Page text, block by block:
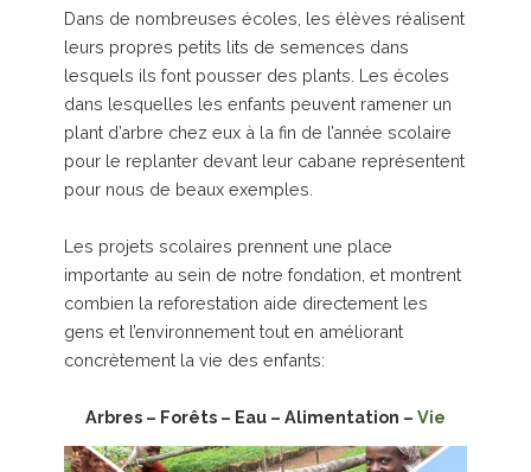
Dans de nombreuses écoles, les élèves réalisent
leurs propres petits lits de semences dans
lesquels ils font pousser des plants. Les écoles
dans lesquelles les enfants peuvent ramener un
plant d’arbre chez eux à la fin de l’année scolaire
pour le replanter devant leur cabane représentent
pour nous de beaux exemples.
Les projets scolaires prennent une place
importante au sein de notre fondation, et montrent
combien la reforestation aide directement les
gens et l’environnement tout en améliorant
concrètement la vie des enfants:
Arbres – Forêts – Eau – Alimentation – Vie